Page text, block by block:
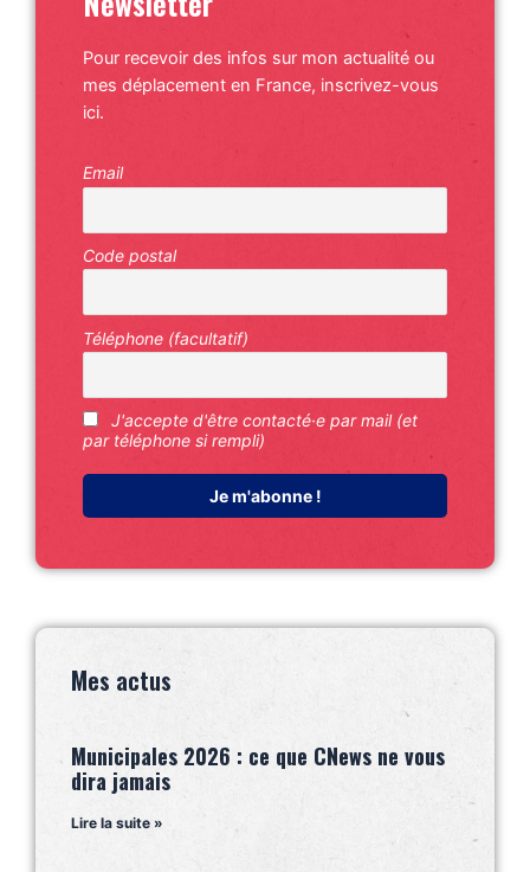
Pour recevoir des infos sur mon actualité ou
mes déplacement en France, inscrivez-vous
ici.
Email
Code postal
Téléphone (facultatif)
J'accepte d'être contacté·e par mail (et
par téléphone si rempli)
Mes actus
Municipales 2026 : ce que CNews ne vous
dira jamais
Lire la suite »